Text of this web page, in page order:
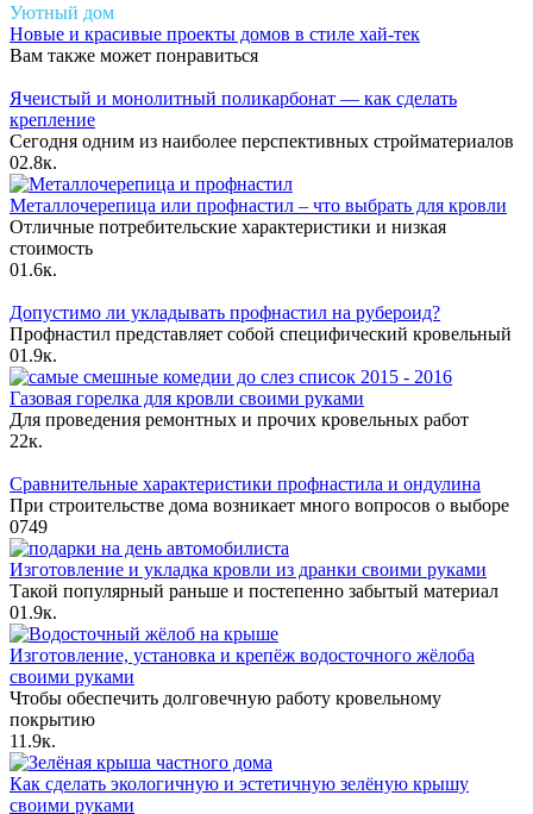
Уютный дом
Новые и красивые проекты домов в стиле хай-тек
Вам также может понравиться
Ячеистый и монолитный поликарбонат — как сделать
крепление
Сегодня одним из наиболее перспективных стройматериалов
02.8к.
Металлочерепица или профнастил – что выбрать для кровли
Отличные потребительские характеристики и низкая
стоимость
01.6к.
Допустимо ли укладывать профнастил на рубероид?
Профнастил представляет собой специфический кровельный
01.9к.
Газовая горелка для кровли своими руками
Для проведения ремонтных и прочих кровельных работ
22к.
Сравнительные характеристики профнастила и ондулина
При строительстве дома возникает много вопросов о выборе
0749
Изготовление и укладка кровли из дранки своими руками
Такой популярный раньше и постепенно забытый материал
01.9к.
Изготовление, установка и крепёж водосточного жёлоба
своими руками
Чтобы обеспечить долговечную работу кровельному
покрытию
11.9к.
Как сделать экологичную и эстетичную зелёную крышу
своими руками